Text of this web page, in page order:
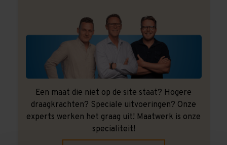
Een maat die niet op de site staat? Hogere
draagkrachten? Speciale uitvoeringen? Onze
experts werken het graag uit! Maatwerk is onze
specialiteit!